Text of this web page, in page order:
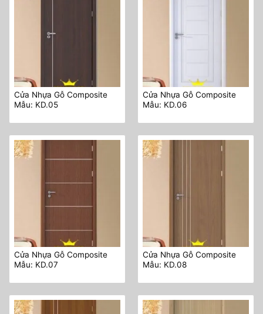
Cửa Nhựa Gỗ Composite
Mẫu: KD.05
Cửa Nhựa Gỗ Composite
Mẫu: KD.06
Cửa Nhựa Gỗ Composite
Mẫu: KD.07
Cửa Nhựa Gỗ Composite
Mẫu: KD.08